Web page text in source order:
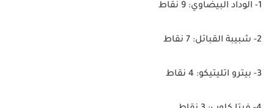
1- الوداد البيضاوي: 9 نقاط
2- شبيبة القبائل: 7 نقاط
3- بيترو اتليتيكو: 4 نقاط